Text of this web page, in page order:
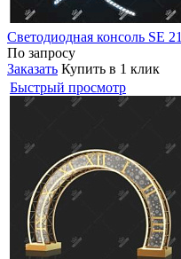
Светодиодная консоль SE 21
По запросу
Заказать Купить в 1 клик
Быстрый просмотр